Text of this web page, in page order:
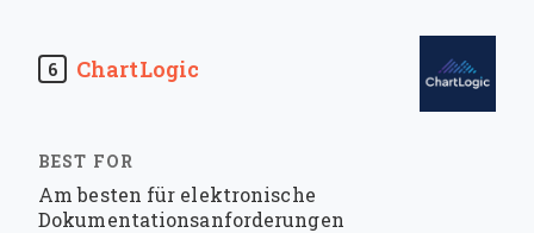
6 ChartLogic
Am besten für elektronische
Dokumentationsanforderungen